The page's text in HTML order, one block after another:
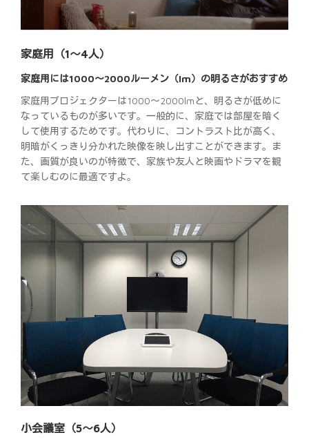
家庭用（1～4人）
家庭用には1000～2000ルーメン（lm）の明るさがおすすめ
家庭用プロジェクターは1000～2000lmと、明るさが低めに
なっているものが多いです。一般的に、家庭では部屋を暗く
して使用するためです。代わりに、コントラスト比が高く、
明暗がくっきり分かれた映像を映し出すことができます。ま
た、画質が良いのが特徴で、家族や友人と映画やドラマを観
て楽しむのに最適ですよ。
小会議室（5～6人）